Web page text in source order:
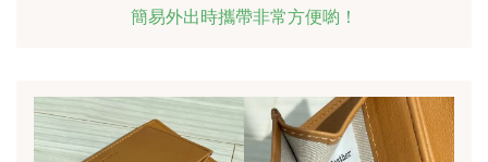
簡易外出時攜帶非常方便喲！